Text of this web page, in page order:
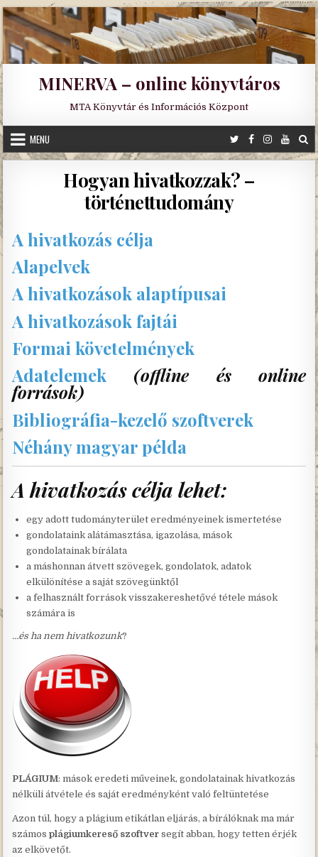
Skip
to
content
MINERVA – online könyvtáros
MTA Könyvtár és Információs Központ
MENU
Hogyan hivatkozzak? –
történettudomány
A hivatkozás célja
Alapelvek
A hivatkozások alaptípusai
A hivatkozások fajtái
Formai követelmények
Adatelemek (offline és online
források)
Bibliográfia-kezelő szoftverek
Néhány magyar példa
A hivatkozás célja lehet:
egy adott tudományterület eredményeinek ismertetése
gondolataink alátámasztása, igazolása, mások
gondolatainak bírálata
a máshonnan átvett szövegek, gondolatok, adatok
elkülönítése a saját szövegünktől
a felhasznált források visszakereshetővé tétele mások
számára is
…és ha nem hivatkozunk?
PLÁGIUM: mások eredeti műveinek, gondolatainak hivatkozás
nélküli átvétele és saját eredményként való feltüntetése
Azon túl, hogy a plágium etikátlan eljárás, a bírálóknak ma már
számosplágiumkereső szoftver segít abban, hogy tetten érjék
az elkövetőt.